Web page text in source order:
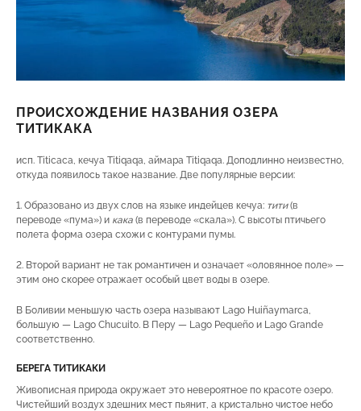
ПРОИСХОЖДЕНИЕ НАЗВАНИЯ ОЗЕРА
ТИТИКАКА
исп. Titicaca, кечуа Titiqaqa, аймара Titiqaqa. Доподлинно неизвестно,
откуда появилось такое название. Две популярные версии:
1. Образовано из двух слов на языке индейцев кечуа: тити(в
переводе «пума») и кака (в переводе «скала»). С высоты птичьего
полета форма озера схожи с контурами пумы.
2. Второй вариант не так романтичен и означает «оловянное поле» —
этим оно скорее отражает особый цвет воды в озере.
В Боливии меньшую часть озера называют Lago Huiñaymarca,
большую — Lago Chucuito. В Перу — Lago Pequeño и Lago Grande
соответственно.
БЕРЕГА ТИТИКАКИ
Живописная природа окружает это невероятное по красоте озеро.
Чистейший воздух здешних мест пьянит, а кристально чистое небо